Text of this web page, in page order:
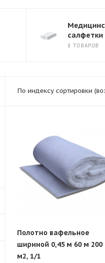
салфетки
8 ТОВАРОВ
По индексу сортировки
Полотно вафельное
шириной 0,45 м 60 м 200
м2, 1/1